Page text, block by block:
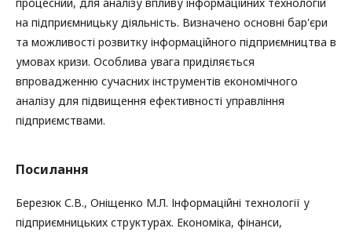
на підприємницьку діяльність. Визначено основні бар'єри
та можливості розвитку інформаційного підприємництва в
умовах кризи. Особлива увага приділяється
впровадженню сучасних інструментів економічного
аналізу для підвищення ефективності управління
підприємствами.
Посилання
Березюк С.В., Оніщенко М.Л. Інформаційні технології у
підприємницьких структурах. Економіка, фінанси,